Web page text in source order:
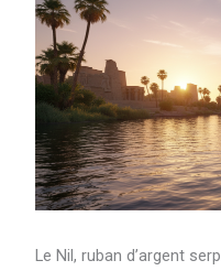
Le Nil, ruban d’argent